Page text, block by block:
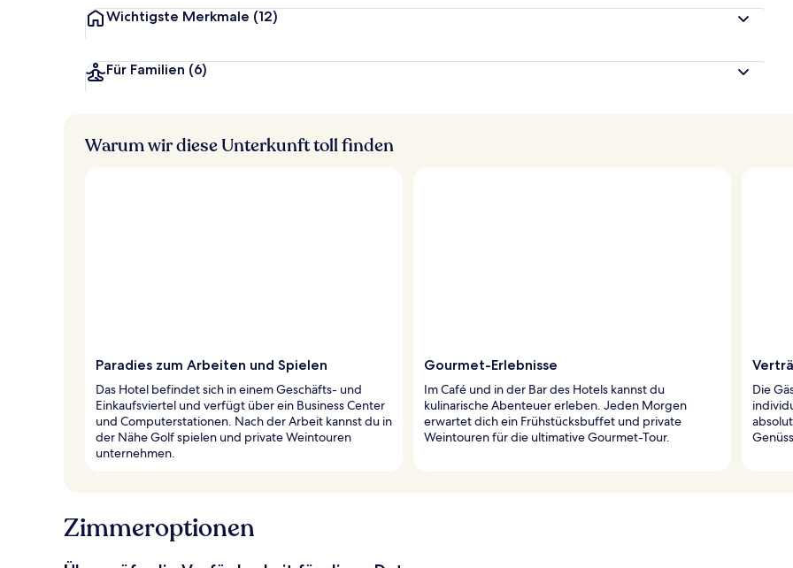
Wichtigste Merkmale (12)
Für Familien (6)
Warum wir diese Unterkunft toll finden
Paradies zum Arbeiten und Spielen
Das Hotel befindet sich in einem Geschäfts- und
Einkaufsviertel und verfügt über ein Business Center
und Computerstationen. Nach der Arbeit kannst du in
der Nähe Golf spielen und private Weintouren
unternehmen.
Gourmet-Erlebnisse
Im Café und in der Bar des Hotels kannst du
kulinarische Abenteuer erleben. Jeden Morgen
erwartet dich ein Frühstücksbuffet und private
Weintouren für die ultimative Gourmet-Tour.
Die
Zimmeroptionen